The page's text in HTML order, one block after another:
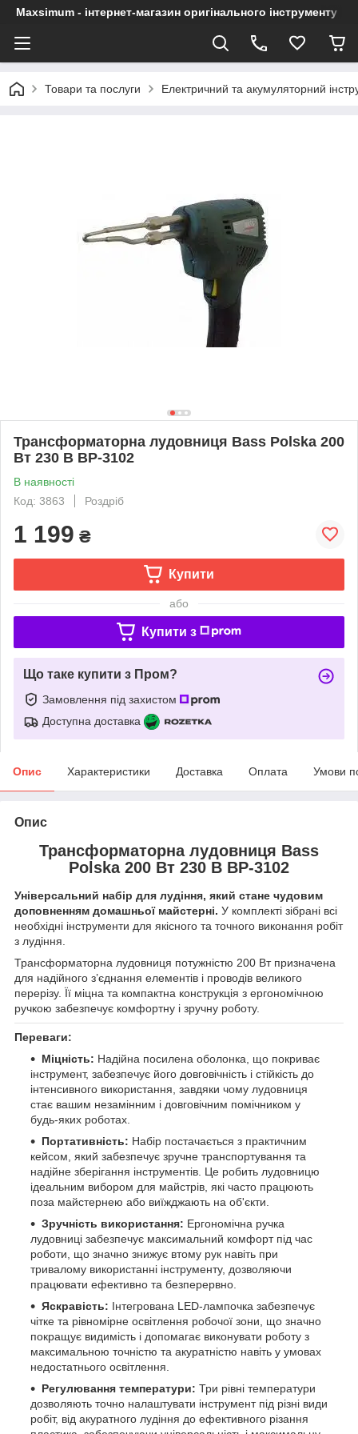
Maxsimum - інтернет-магазин оригінального інструменту
Товари та послуги Електричний та акумуляторний
Трансформаторна лудовниця Bass Polska 200
Вт 230 В BP-3102
В наявності
Код: 3863
Роздріб
1 199 ₴
Купити
або
Купити з
Що таке купити з Пром?
Замовлення під захистом
Доступна доставка
Опис Характеристики Доставка Оплата Умови
Опис
Трансформаторна лудовниця Bass
Polska 200 Вт 230 В BP-3102
Універсальний набір для лудіння, який стане чудовим
доповненням домашньої майстерні. У комплекті зібрані всі
необхідні інструменти для якісного та точного виконання робіт
з лудіння.
Трансформаторна лудовниця потужністю 200 Вт призначена
для надійного з’єднання елементів і проводів великого
перерізу. Її міцна та компактна конструкція з ергономічною
ручкою забезпечує комфортну і зручну роботу.
Переваги:
Міцність: Надійна посилена оболонка, що покриває
інструмент, забезпечує його довговічність і стійкість до
інтенсивного використання, завдяки чому лудовниця
стає вашим незамінним і довговічним помічником у
будь-яких роботах.
Портативність: Набір постачається з практичним
кейсом, який забезпечує зручне транспортування та
надійне зберігання інструментів. Це робить лудовницю
ідеальним вибором для майстрів, які часто працюють
поза майстернею або виїжджають на об'єкти.
Зручність використання: Ергономічна ручка
лудовниці забезпечує максимальний комфорт під час
роботи, що значно знижує втому рук навіть при
тривалому використанні інструменту, дозволяючи
працювати ефективно та безперервно.
Яскравість: Інтегрована LED-лампочка забезпечує
чітке та рівномірне освітлення робочої зони, що значно
покращує видимість і допомагає виконувати роботу з
максимальною точністю та акуратністю навіть у умовах
недостатнього освітлення.
Регулювання температури: Три рівні температури
дозволяють точно налаштувати інструмент під різні види
робіт, від акуратного лудіння до ефективного різання